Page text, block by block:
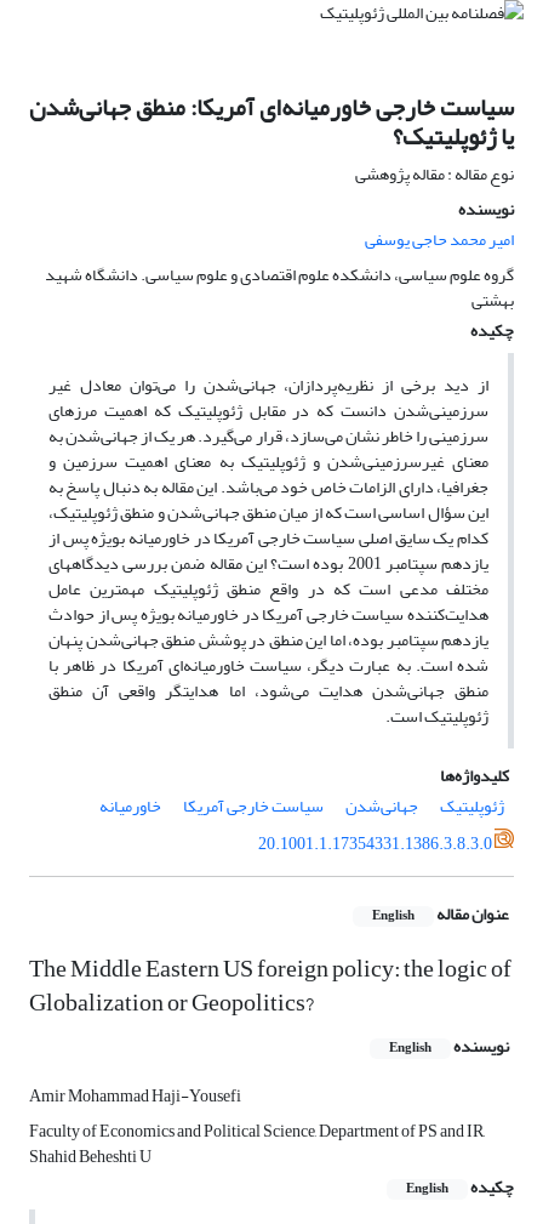
سیاست خارجی خاورمیانه‌ای آمریکا: منطق جهانی‌شدن
یا ژئوپلیتیک؟
نوع مقاله : مقاله پژوهشی
نویسنده
امیر محمد حاجی یوسفی
گروه علوم سیاسی، دانشکده علوم اقتصادی و علوم سیاسی. دانشگاه شهید
بهشتی
چکیده
از دید برخی از نظریه‌پردازان، جهانی‌شدن را می‌توان معادل غیر
سرزمینی‌شدن دانست که در مقابل ژئوپلیتیک که اهمیت مرزهای
سرزمینی را خاطر نشان می‌‌سازد، قرار می‌گیرد. هر یک از جهانی‌شدن به
معنای غیرسرزمینی‌شدن و ژئوپلیتیک به معنای اهمیت سرزمین و
جغرافیا، دارای الزامات خاص خود می‌‌باشد. این مقاله به دنبال پاسخ به
این سؤال اساسی است که از میان منطق جهانی‌شدن و منطق ژئوپلیتیک،
کدام یک سایق اصلی سیاست خارجی آمریکا در خاورمیانه بویژه پس از
یازدهم سپتامبر 2001 بوده است؟ این مقاله ضمن بررسی دیدگاههای
مختلف مدعی است که در واقع منطق ژئوپلیتیک مهمترین عامل
هدایت‌کننده سیاست خارجی آمریکا در خاورمیانه بویژه پس از حوادث
یازدهم سپتامبر بوده، اما این منطق در پوشش منطق جهانی‌شدن پنهان
شده است. به عبارت دیگر، سیاست خاورمیانه‌ای آمریکا در ظاهر با
منطق جهانی‌شدن هدایت می‌‌شود، اما هدایتگر واقعی آن منطق
ژئوپلیتیک است.
کلیدواژه‌ها
ژئوپلیتیک
جهانی‌شدن سیاست خارجی آمریکا
خاورمیانه
20.1001.1.17354331.1386.3.8.3.0
عنوان مقاله English
The Middle Eastern US foreign policy: the logic of
Globalization or Geopolitics?
نویسنده English
Amir Mohammad Haji-Yousefi
Faculty of Economics and Political Science, Department of PS and IR,
Shahid Beheshti U
چکیده
English